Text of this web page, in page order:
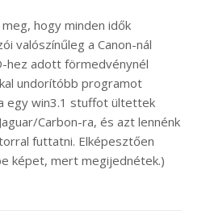
hogy minden idők
valószínűleg a Canon-nál
hez adott förmedvénynél
undorítóbb programot
egy win3.1 stuffot ültettek
Carbon-ra, és azt lennénk
futtatni. Elképesztően
képet, mert megijednétek.)